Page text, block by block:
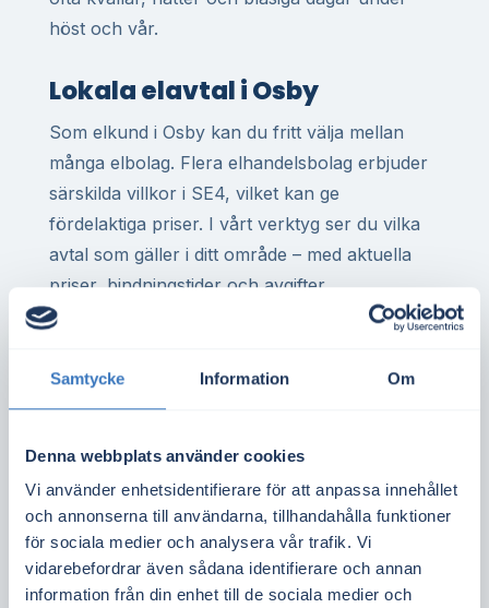
Samtycke Information Om
Denna webbplats använder cookies
Vi använder enhetsidentifierare för att anpassa innehållet
och annonserna till användarna, tillhandahålla funktioner
för sociala medier och analysera vår trafik. Vi
vidarebefordrar även sådana identifierare och annan
information från din enhet till de sociala medier och
höst och vår.
Lokala elavtal i Osby
Som elkund i Osby kan du fritt välja mellan
många elbolag. Flera elhandelsbolag erbjuder
särskilda villkor i SE4, vilket kan ge
fördelaktiga priser. I vårt verktyg ser du vilka
avtal som gäller i ditt område – med aktuella
priser, bindningstider och avgifter.
Har du elvärme i villa eller driver du företag
skillnad på årsbasis. Samma gäller för
elanläggning eller elbilsladdning.
Spotpriset i elområde SE4 sätts av utbud och
efterfrågan i regionen. Det påverkas bland
annat av vindkraft i söder, tillgången på
överföringskapacitet från norra Sverige och